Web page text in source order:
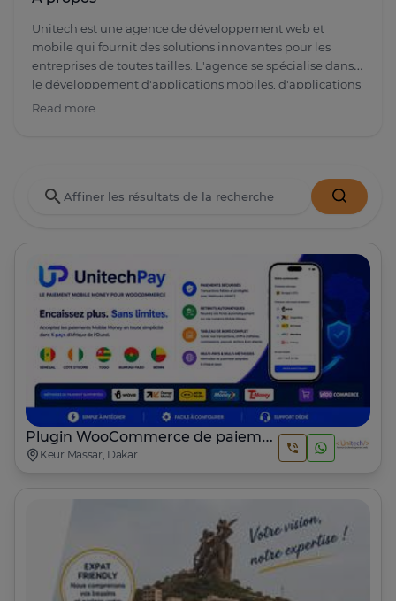
Unitech est une agence de développement web et
mobile qui fournit des solutions innovantes pour les
entreprises de toutes tailles. L'agence se spécialise dans
le développement d'applications mobiles, d'applications
web, de sites web, de logiciels sur mesure et de solutions
Read more...
Plugin WooCommerce de paiement Mobile Money
Keur Massar, Dakar